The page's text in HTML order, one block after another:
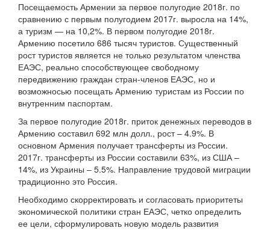
Посещаемость Армении за первое полугодие 2018г. по
сравнению с первым полугодием 2017г. выросла на 14%,
а туризм — на 10,2%. В первом полугодие 2018г.
Армению посетило 686 тысяч туристов. Существенный
рост туристов является не только результатом членства
ЕАЭС, реально способствующее свободному
передвижению граждан стран-членов ЕАЭС, но и
возможносью посещать Армению туристам из России по
внутренним паспортам.
За первое полугодие 2018г. приток денежных переводов в
Армению составил 692 млн долл., рост – 4.9%. В
основном Армения получает трансферты из России.
2017г. трансферты из России составили 63%, из США –
14%, из Украины – 5.5%. Направление трудовой миграции
традиционно это Россия.
Необходимо скорректировать и согласовать приоритеты
экономической политики стран ЕАЭС, четко определить
ее цели, сформулировать новую модель развития